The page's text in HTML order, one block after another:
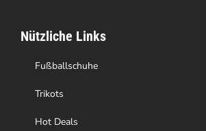
Nützliche Links
Fußballschuhe
Trikots
Hot Deals